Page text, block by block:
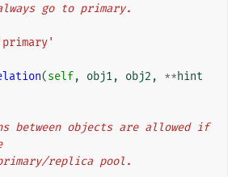
always go to primary.
(self, obj1, obj2 , **hint
the primary/replica pool.